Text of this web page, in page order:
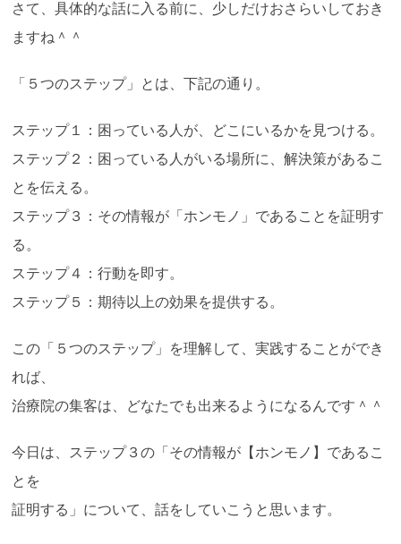
さて、具体的な話に入る前に、少しだけおさらいしておき
ますね＾＾
「５つのステップ」とは、下記の通り。
ステップ１：困っている人が、どこにいるかを見つける。
ステップ２：困っている人がいる場所に、解決策があるこ
とを伝える。
ステップ３：その情報が「ホンモノ」であることを証明す
る。
ステップ４：行動を即す。
ステップ５：期待以上の効果を提供する。
この「５つのステップ」を理解して、実践することができ
れば、
治療院の集客は、どなたでも出来るようになるんです＾＾
今日は、ステップ３の「その情報が【ホンモノ】であるこ
とを
証明する」について、話をしていこうと思います。